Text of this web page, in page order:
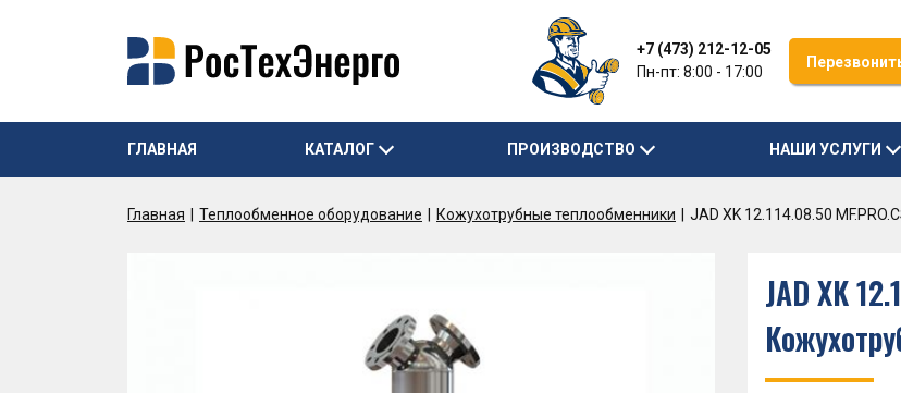
+7 (473) 212-12-05
Пн-пт: 8:00 - 17:00
ГЛАВНАЯ КАТАЛОГ ПРОИЗВОДСТВО НАШИ УСЛУГИ
Главная Теплообменное оборудование Кожухотрубные теплообменники JAD XK 12.114.08.50
JAD XK